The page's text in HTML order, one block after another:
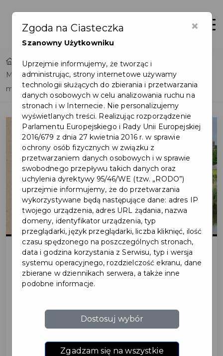
Home
Lista aktualności
Małe miasta wobec wyzwań przyszłości - ankieta dla
mieszkańców Pruszcza Gdańskiego
2026-07-08
WYZWAŃ PRZYSZŁOŚCI
- ANKIETA DLA
×
Zgoda na Ciasteczka
Szanowny Użytkowniku
Uprzejmie informujemy, że tworząc i
administrując, strony internetowe używamy
technologii służących do zbierania i przetwarzania
danych osobowych w celu analizowania ruchu na
stronach i w Internecie. Nie personalizujemy
wyświetlanych treści. Realizując rozporządzenie
Parlamentu Europejskiego i Rady Unii Europejskiej
2016/679 z dnia 27 kwietnia 2016 r. w sprawie
ochrony osób fizycznych w związku z
przetwarzaniem danych osobowych i w sprawie
swobodnego przepływu takich danych oraz
uchylenia dyrektywy 95/46/WE (tzw. „RODO”)
uprzejmie informujemy, że do przetwarzania
wykorzystywane będą następujące dane: adres IP
twojego urządzenia, adres URL żądania, nazwa
domeny, identyfikator urządzenia, typ
przeglądarki, język przeglądarki, liczba kliknięć, ilość
czasu spędzonego na poszczególnych stronach,
data i godzina korzystania z Serwisu, typ i wersja
systemu operacyjnego, rozdzielczość ekranu, dane
zbierane w dziennikach serwera, a także inne
podobne informacje.
Dostosuj wybór
Zgadzam się na wszystkie